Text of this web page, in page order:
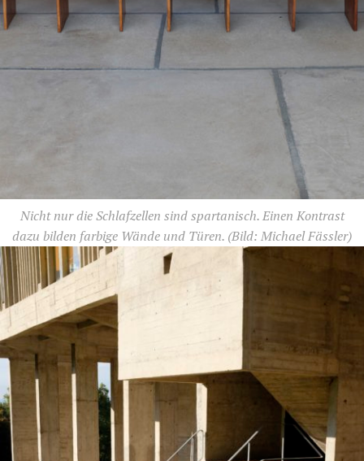
Nicht nur die Schlafzellen sind spartanisch. Einen Kontrast
dazu bilden farbige Wände und Türen. (Bild: Michael Fässler)